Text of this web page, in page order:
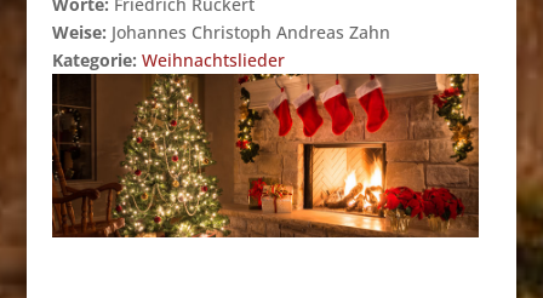
Weise: Johannes Christoph Andreas Zahn
Kategorie: Weihnachtslieder